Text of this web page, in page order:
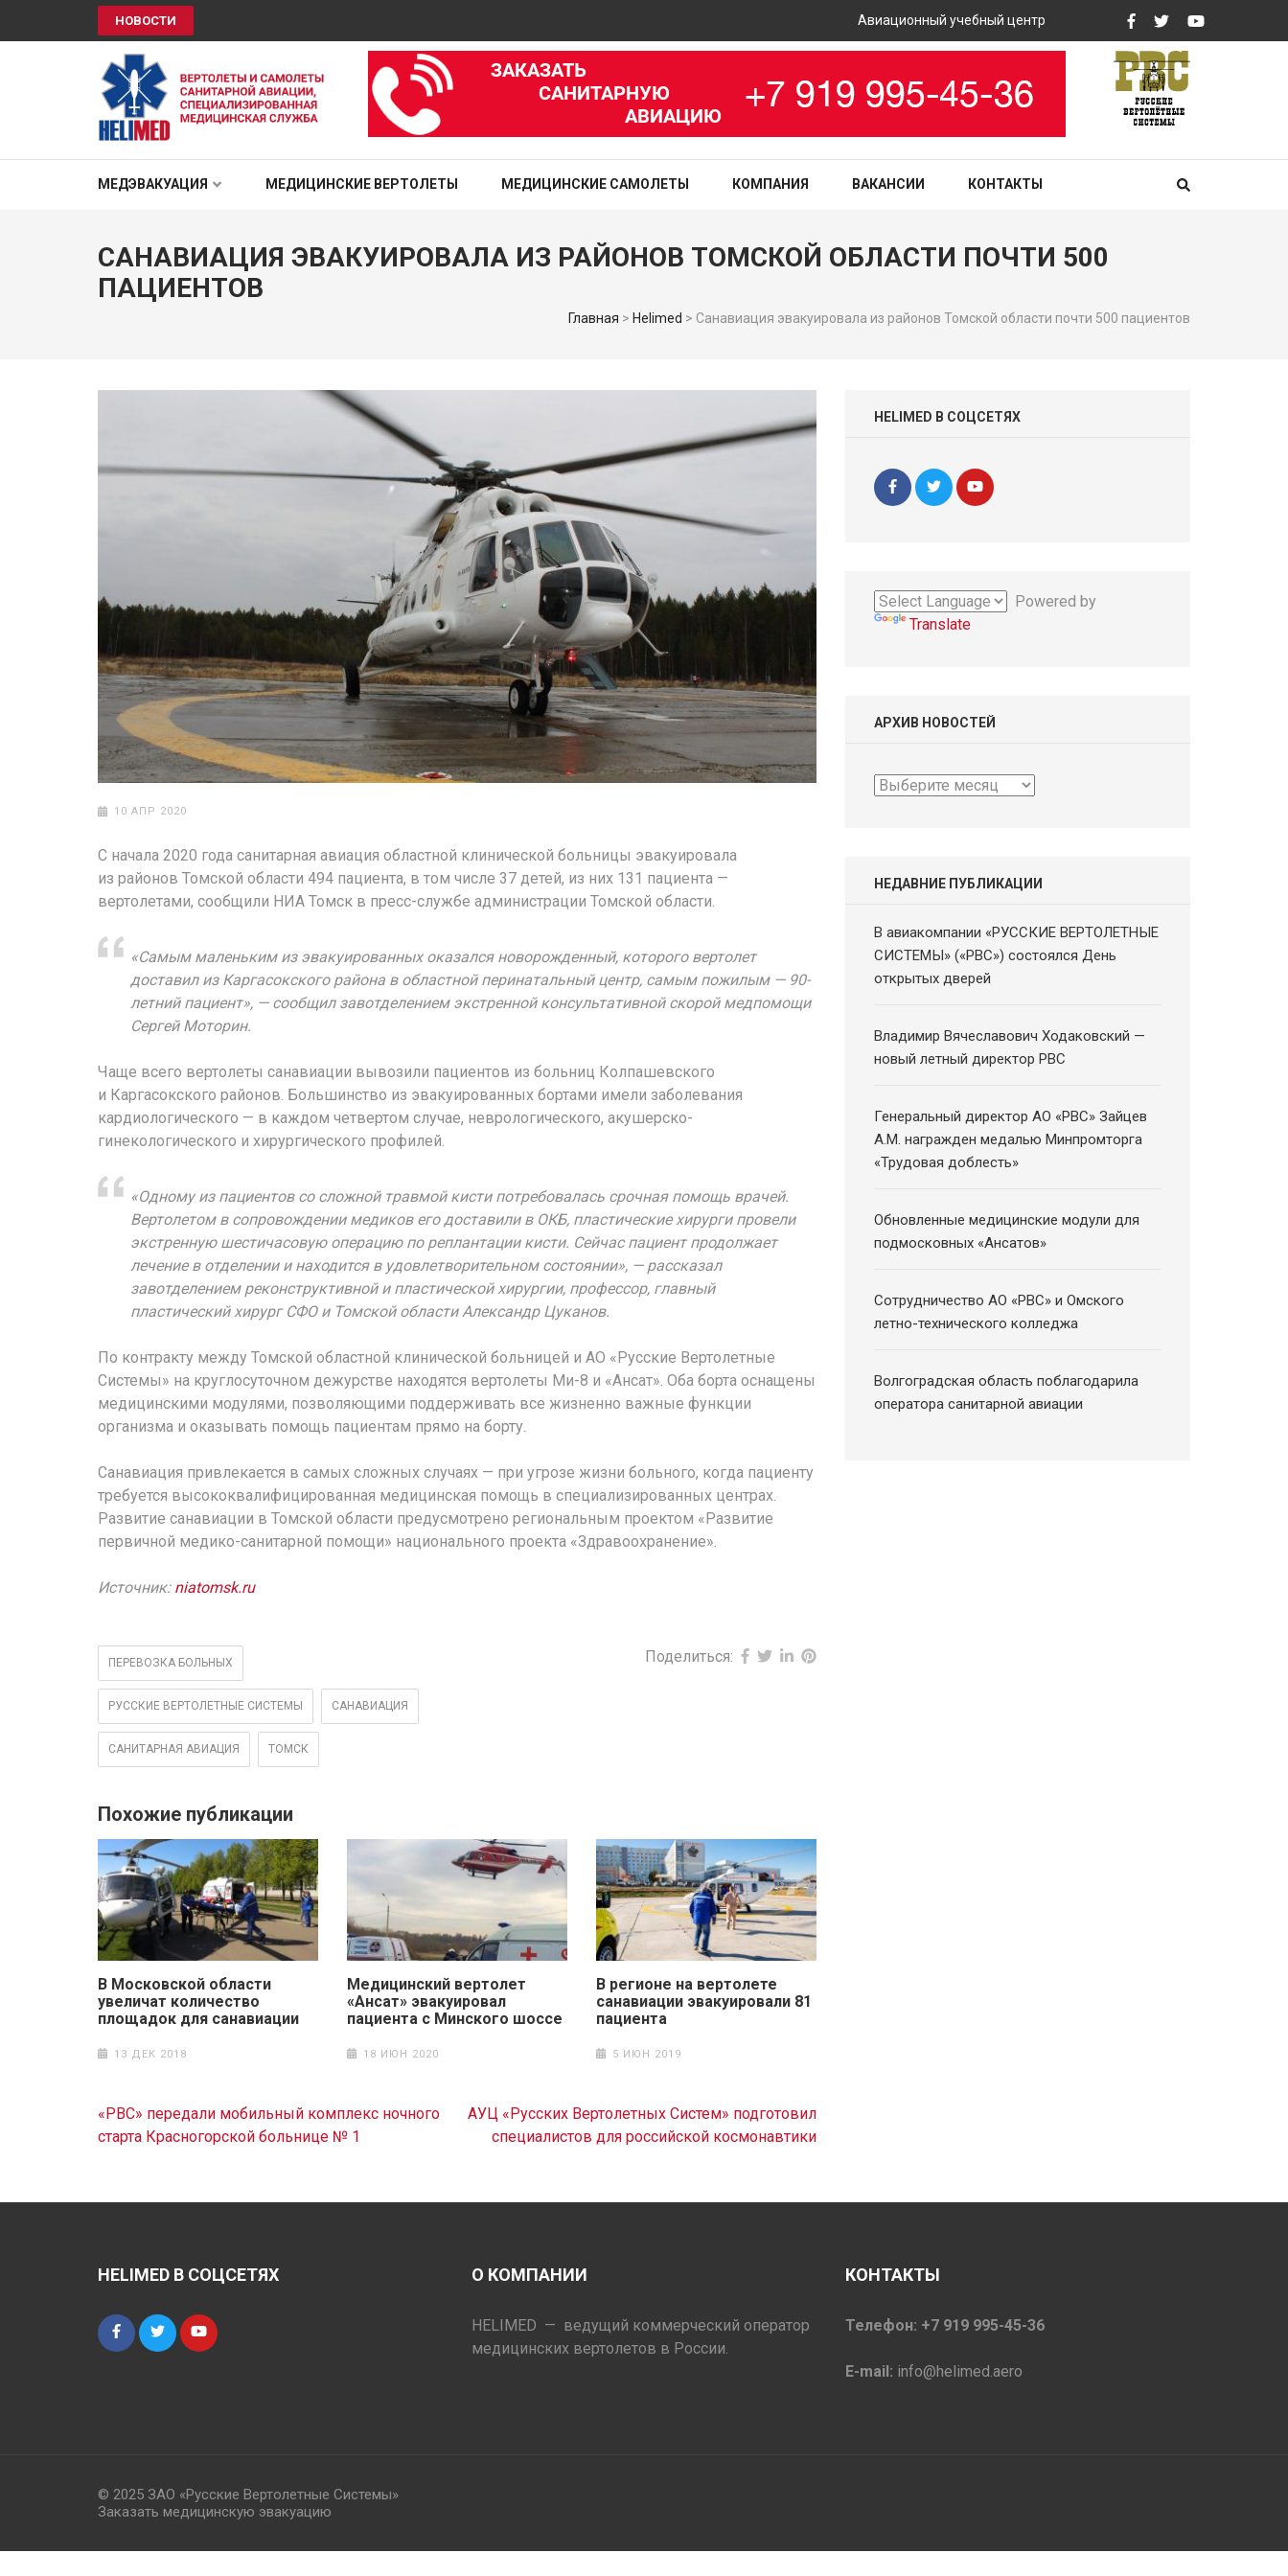
НОВОСТИ Авиационный учебный центр «РВС» закупит вертолетные тренажеры
HELIMED
МЕДЭВАКУАЦИЯ МЕДИЦИНСКИЕ ВЕРТОЛЕТЫ МЕДИЦИНСКИЕ САМОЛЕТЫ КОМПАНИЯ ВАКАНСИИ КОНТАКТЫ
САНАВИАЦИЯ ЭВАКУИРОВАЛА ИЗ РАЙОНОВ ТОМСКОЙ ОБЛАСТИ ПОЧТИ 500
ПАЦИЕНТОВ
Главная > Helimed > Санавиация эвакуировала из районов Томской области почти 500 пациентов
10 АПР 2020
С начала 2020 года санитарная авиация областной клинической больницы эвакуировала
из районов Томской области 494 пациента, в том числе 37 детей, из них 131 пациента —
вертолетами, сообщили НИА Томск в пресс-службе администрации Томской области.
«Самым маленьким из эвакуированных оказался новорожденный, которого вертолет
доставил из Каргасокского района в областной перинатальный центр, самым пожилым — 90-
летний пациент», — сообщил завотделением экстренной консультативной скорой медпомощи
Сергей Моторин.
Чаще всего вертолеты санавиации вывозили пациентов из больниц Колпашевского
и Каргасокского районов. Большинство из эвакуированных бортами имели заболевания
кардиологического — в каждом четвертом случае, неврологического, акушерско-
гинекологического и хирургического профилей.
«Одному из пациентов со сложной травмой кисти потребовалась срочная помощь врачей.
Вертолетом в сопровождении медиков его доставили в ОКБ, пластические хирурги провели
экстренную шестичасовую операцию по реплантации кисти. Сейчас пациент продолжает
лечение в отделении и находится в удовлетворительном состоянии», — рассказал
завотделением реконструктивной и пластической хирургии, профессор, главный
пластический хирург СФО и Томской области Александр Цуканов.
По контракту между Томской областной клинической больницей и АО «Русские Вертолетные
Системы» на круглосуточном дежурстве находятся вертолеты Ми-8 и «Ансат». Оба борта оснащены
медицинскими модулями, позволяющими поддерживать все жизненно важные функции
организма и оказывать помощь пациентам прямо на борту.
Санавиация привлекается в самых сложных случаях — при угрозе жизни больного, когда пациенту
требуется высококвалифицированная медицинская помощь в специализированных центрах.
Развитие санавиации в Томской области предусмотрено региональным проектом «Развитие
первичной медико-санитарной помощи» национального проекта «Здравоохранение».
Источник: niatomsk.ru
ПЕРЕВОЗКА БОЛЬНЫХ
РУССКИЕ ВЕРТОЛЕТНЫЕ СИСТЕМЫ САНАВИАЦИЯ
САНИТАРНАЯ АВИАЦИЯ ТОМСК
Поделиться:
Похожие публикации
В Московской области
увеличат количество
площадок для санавиации
13 ДЕК 2018
Медицинский вертолет
«Ансат» эвакуировал
пациента с Минского шоссе
18 ИЮН 2020
В регионе на вертолете
санавиации эвакуировали 81
пациента
5 ИЮН 2019
Навигация
по
«РВС» передали мобильный комплекс ночного
старта Красногорской больнице № 1
АУЦ «Русских Вертолетных Систем» подготовил
специалистов для российской космонавтики
HELIMED В СОЦСЕТЯХ
Powered by
Translate
АРХИВ НОВОСТЕЙ
Архив
НЕДАВНИЕ ПУБЛИКАЦИИ
В авиакомпании «РУССКИЕ ВЕРТОЛЕТНЫЕ
СИСТЕМЫ» («РВС») состоялся День
открытых дверей
Владимир Вячеславович Ходаковский —
новый летный директор РВС
Генеральный директор АО «РВС» Зайцев
А.М. награжден медалью Минпромторга
«Трудовая доблесть»
Обновленные медицинские модули для
подмосковных «Ансатов»
Сотрудничество АО «РВС» и Омского
летно-технического колледжа
Волгоградская область поблагодарила
оператора санитарной авиации
HELIMED В СОЦСЕТЯХ О КОМПАНИИ
HELIMED — ведущий коммерческий оператор
медицинских вертолетов в России.
КОНТАКТЫ
Телефон: +7 919 995-45-36
E-mail: info@helimed.aero
© 2025 ЗАО «Русские Вертолетные Системы»
Заказать медицинскую эвакуацию